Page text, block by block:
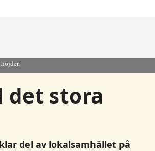
det stora
del av lokalsamhället på